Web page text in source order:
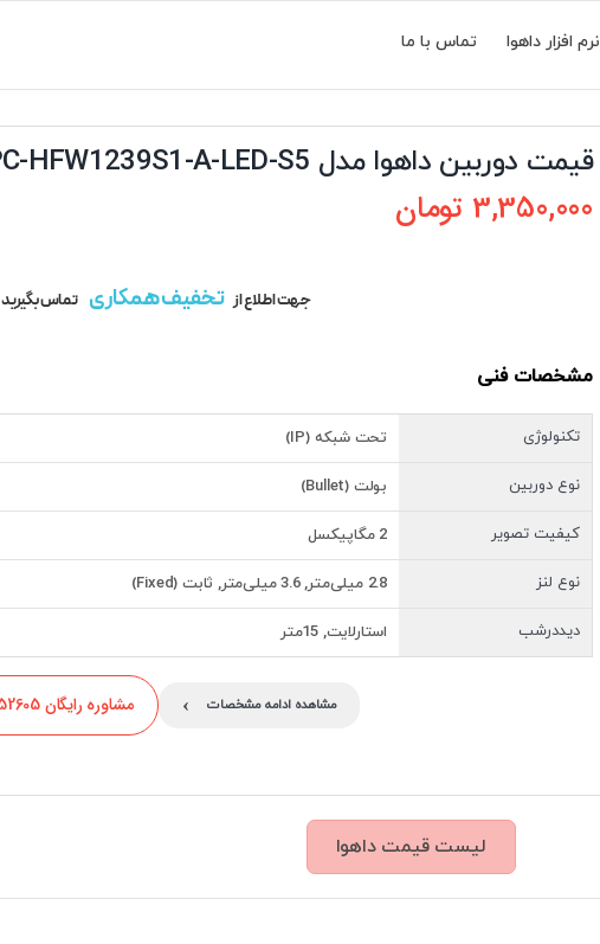
نرم افزار داهوا تماس با ما
قیمت دوربین داهوا مدل IPC-HFW1239S1-A-LED-S5
3,350,000 تومان
جهت اطلاع از تخفیف همکاری تماس بگیرید
مشخصات فنی
تکنولوژی تحت شبکه (IP)
نوع دوربین بولت (Bullet)
کیفیت تصویر 2 مگاپیکسل
نوع لنز 2.8 میلی‌متر, 3.6 میلی‌متر, ثابت (Fixed)
دیددرشب استارلایت, 15متر
مشاهده ادامه مشخصات › مشاوره رایگان 02152605
لیست قیمت داهوا